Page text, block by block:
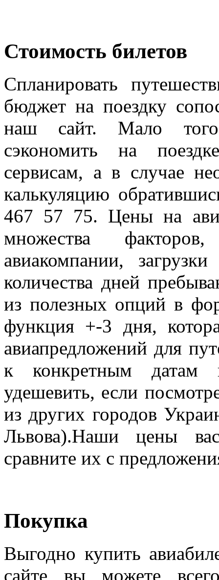
Стоимость билетов
Спланировать
бюджет на поездку
наш сайт. Мало
сэкономить на
сервисам, а в случае
калькуляцию
467 57 75. Цены на
множества
авиакомпании,
количества дней
из полезных опций в
функция +-3 дня,
авиапредложений для
к конкретным датам
удешевить, если
из других городов
Львова).Наши цены
сравните их с
Покупка
Выгодно купить
сайте вы можете